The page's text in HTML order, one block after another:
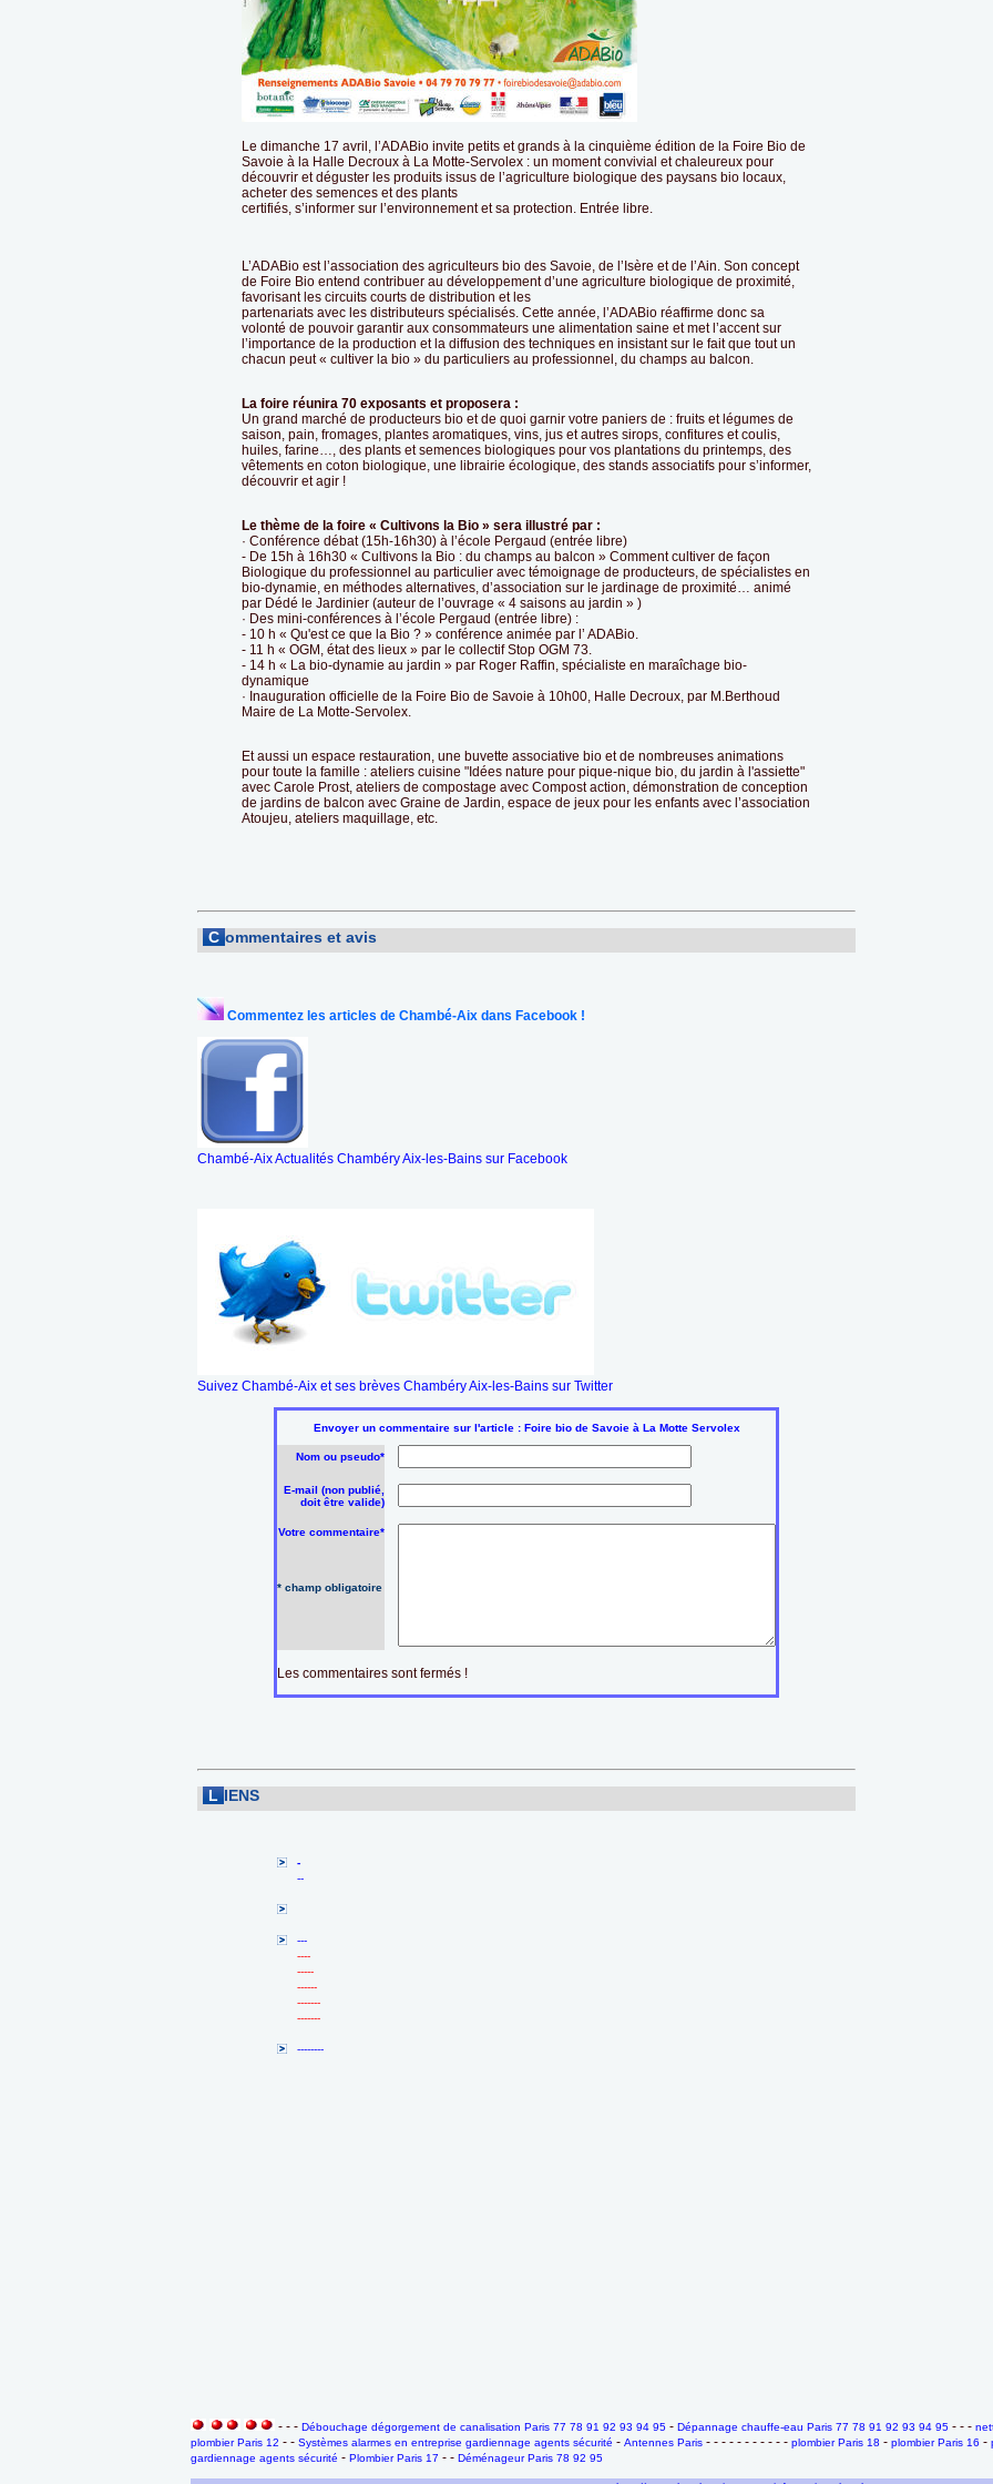
Le dimanche 17 avril, l’ADABio invite petits et grands à la cinquième édition de la Foire Bio de
Savoie à la Halle Decroux à La Motte-Servolex : un moment convivial et chaleureux pour
découvrir et déguster les produits issus de l’agriculture biologique des paysans bio locaux,
acheter des semences et des plants
certifiés, s’informer sur l’environnement et sa protection. Entrée libre.
L’ADABio est l’association des agriculteurs bio des Savoie, de l’Isère et de l’Ain. Son concept
de Foire Bio entend contribuer au développement d’une agriculture biologique de proximité,
favorisant les circuits courts de distribution et les
partenariats avec les distributeurs spécialisés. Cette année, l’ADABio réaffirme donc sa
volonté de pouvoir garantir aux consommateurs une alimentation saine et met l’accent sur
l’importance de la production et la diffusion des techniques en insistant sur le fait que tout un
chacun peut « cultiver la bio » du particuliers au professionnel, du champs au balcon.
La foire réunira 70 exposants et proposera :
Un grand marché de producteurs bio et de quoi garnir votre paniers de : fruits et légumes de
saison, pain, fromages, plantes aromatiques, vins, jus et autres sirops, confitures et coulis,
huiles, farine…, des plants et semences biologiques pour vos plantations du printemps, des
vêtements en coton biologique, une librairie écologique, des stands associatifs pour s’informer,
découvrir et agir !
Le thème de la foire « Cultivons la Bio » sera illustré par :
· Conférence débat (15h-16h30) à l’école Pergaud (entrée libre)
- De 15h à 16h30 « Cultivons la Bio : du champs au balcon » Comment cultiver de façon
Biologique du professionnel au particulier avec témoignage de producteurs, de spécialistes en
bio-dynamie, en méthodes alternatives, d’association sur le jardinage de proximité… animé
par Dédé le Jardinier (auteur de l’ouvrage « 4 saisons au jardin » )
· Des mini-conférences à l’école Pergaud (entrée libre) :
- 10 h « Qu'est ce que la Bio ? » conférence animée par l’ ADABio.
- 11 h « OGM, état des lieux » par le collectif Stop OGM 73.
- 14 h « La bio-dynamie au jardin » par Roger Raffin, spécialiste en maraîchage bio-
dynamique
· Inauguration officielle de la Foire Bio de Savoie à 10h00, Halle Decroux, par M.Berthoud
Maire de La Motte-Servolex.
Et aussi un espace restauration, une buvette associative bio et de nombreuses animations
pour toute la famille : ateliers cuisine "Idées nature pour pique-nique bio, du jardin à l'assiette"
avec Carole Prost, ateliers de compostage avec Compost action, démonstration de conception
de jardins de balcon avec Graine de Jardin, espace de jeux pour les enfants avec l’association
Atoujeu, ateliers maquillage, etc.
C ommentaires et avis
Commentez les articles de Chambé-Aix dans Facebook !
Chambé-Aix Actualités Chambéry Aix-les-Bains sur Facebook
Suivez Chambé-Aix et ses brèves Chambéry Aix-les-Bains sur Twitter
Envoyer un commentaire sur l'article : Foire bio de Savoie à La Motte Servolex
Nom ou pseudo*
E-mail (non publié,
doit être valide)
Votre commentaire*
* champ obligatoire
Les commentaires sont fermés !
L IENS
-
--
---
----
-----
------
-------
-------
--------
- - - Débouchage dégorgement de canalisation Paris 77 78 91 92 93 94 95 - Dépannage chauffe-eau Paris 77 78 91 92 93 94 95 - - -
plombier Paris 12 - - Systèmes alarmes en entreprise gardiennage agents sécurité - Antennes Paris - - - - - - - - - - - plombier Paris 18 - plombier Paris 16 -
gardiennage agents sécurité - Plombier Paris 17 - - Déménageur Paris 78 92 95